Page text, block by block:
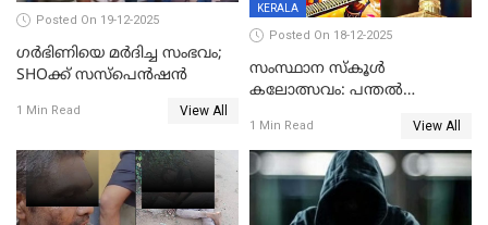
Posted On 19-12-2025
ഗര്‍ഭിണിയെ മർദിച്ച സംഭവം;
SHOക്ക് സസ്പെൻഷൻ
1 Min Read View All
KERALA
Posted On 18-12-2025
സംസ്ഥാന സ്കൂൾ
കലോത്സവം: പന്തൽ
1 Min Read View All